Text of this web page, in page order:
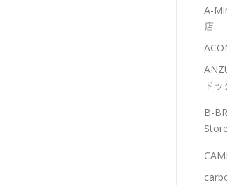
A-
店
ドッ
B-
Store